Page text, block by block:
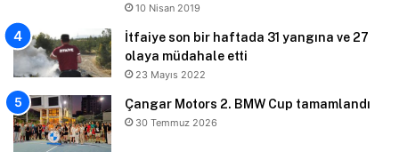
10 Nisan 2019
İtfaiye son bir haftada 31 yangına ve 27
olaya müdahale etti
23 Mayıs 2022
Çangar Motors 2. BMW Cup tamamlandı
30 Temmuz 2026